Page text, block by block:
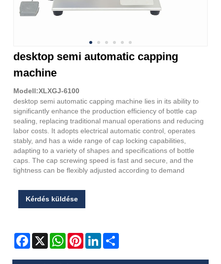
desktop semi automatic capping
machine
Modell:XLXGJ-6100
desktop semi automatic capping machine lies in its ability to
significantly enhance the production efficiency of bottle cap
sealing, replacing traditional manual operations and reducing
labor costs. It adopts electrical automatic control, operates
stably, and has a wide range of cap locking capabilities,
adapting to a variety of shapes and specifications of bottle
caps. The cap screwing speed is fast and secure, and the
tightness can be flexibly adjusted according to demand
Kérdés küldése
Facebook
X WhatsAppPinterestLinkedIn